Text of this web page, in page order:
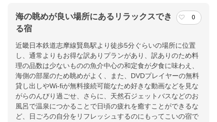
海の眺めが良い場所にあるリラックスでき
る宿
0
近畿日本鉄道志摩線賢島駅より徒歩5分ぐらいの場所に位置
し、通常よりもお得な訳ありプランがあり、訳ありのため料
理の品数は少ないものの魚介中心の和定食が夕食に味わえ、
海側の部屋のため眺めがよく、また、DVDプレイヤーの無料
貸し出しやWi-fiが無料接続可能なため好きな動画などを見な
がらのんびり過ごせ、さらに、天然石ジェットバスなどのお
風呂で温泉につかることで日頃の疲れを癒すことができるな
ど、日ごろの自分をリフレッシュするのにもってこいの宿で